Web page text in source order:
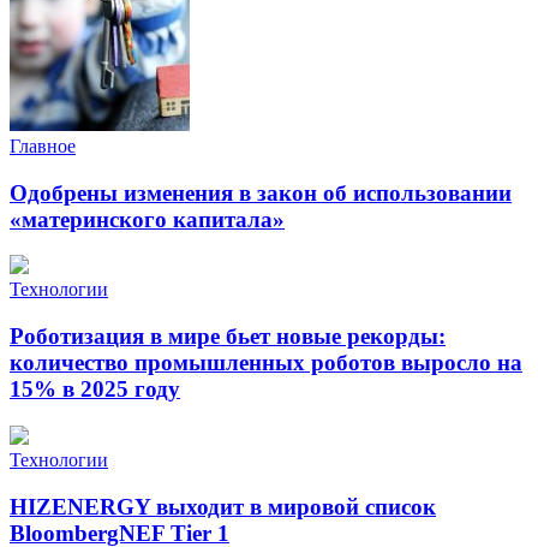
Главное
Одобрены изменения в закон об использовании
«материнского капитала»
Технологии
Роботизация в мире бьет новые рекорды:
количество промышленных роботов выросло на
15% в 2025 году
Технологии
HIZENERGY выходит в мировой список
BloombergNEF Tier 1